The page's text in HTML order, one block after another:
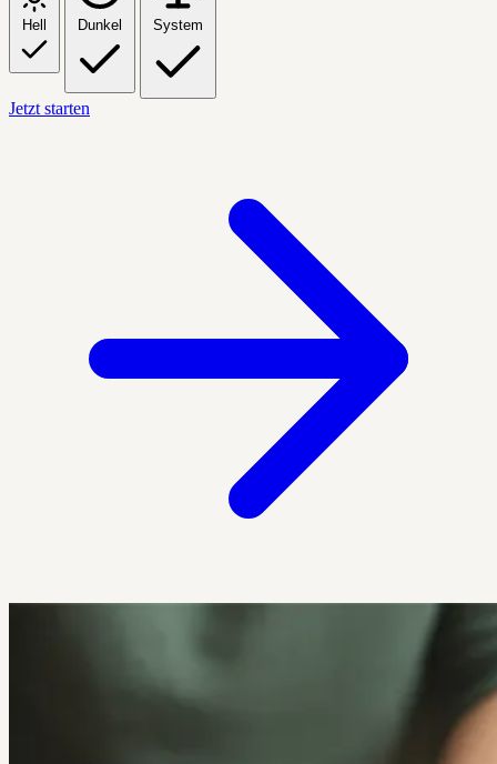
Hell Dunkel System
Jetzt starten